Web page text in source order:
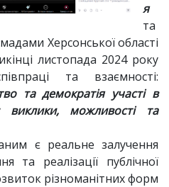
я
та
Херсонської області
листопада 2024 року
та взаємності:
та демократія участі в
виклики, можливості та
є реальне залучення
та реалізації публічної
різноманітних форм